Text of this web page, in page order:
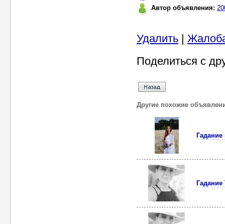
Автор объявления:
Удалить |
Поделиться с
Другие похожие
Гадание